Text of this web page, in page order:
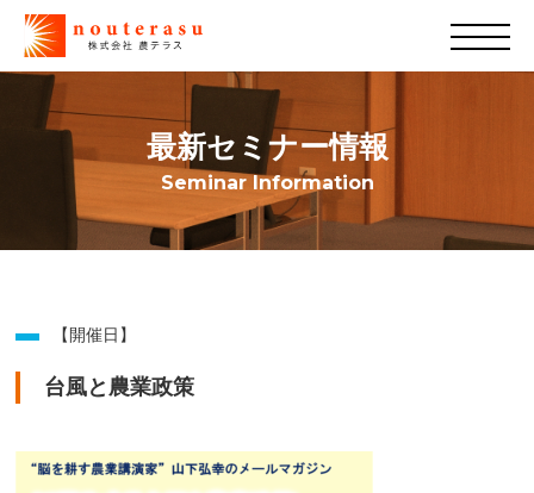
最新セミナー情報
Seminar Information
【開催日】
台風と農業政策